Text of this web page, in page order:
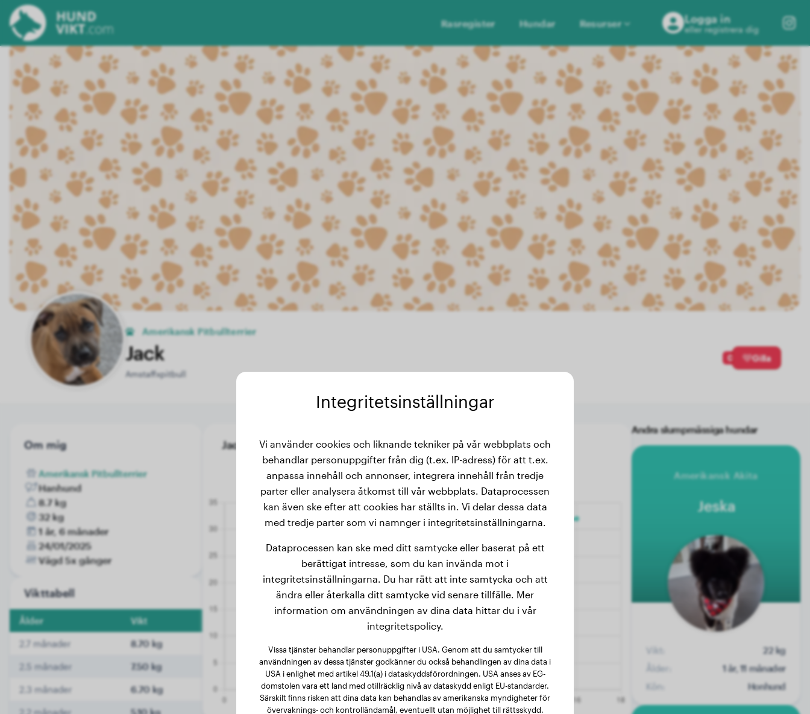
Rasregister Hundar Resurser Logga in
eller registrera dig
Amerikansk Pitbullterrier
Jack
Amstaffxpitbull
0 Gilla
Om mig
Amerikansk Pitbullterrier
Hanhund
8.7 kg
32 kg
1 år, 6 månader
24/01/2025
Vägd 5x gånger
Vikttabell
Ålder Vikt
2.7 månader 8.70 kg
2.5 månader 7.50 kg
2.3 månader 6.70 kg
Jack's vikthistorik
Andra slumpmässiga hundar
Amerikansk Akita
Jeska
Vikt:
22 kg
Ålder:
1 år, 11 månader
Kön:
Honhund
Integritetsinställningar
Vi använder cookies och liknande tekniker på vår webbplats och
behandlar personuppgifter från dig (t.ex. IP-adress) för att t.ex.
anpassa innehåll och annonser, integrera innehåll från tredje
parter eller analysera åtkomst till vår webbplats. Dataprocessen
kan även ske efter att cookies har ställts in. Vi delar dessa data
med tredje parter som vi namnger i integritetsinställningarna.
Dataprocessen kan ske med ditt samtycke eller baserat på ett
berättigat intresse, som du kan invända mot i
integritetsinställningarna. Du har rätt att inte samtycka och att
ändra eller återkalla ditt samtycke vid senare tillfälle. Mer
information om användningen av dina data hittar du i vår
integritetspolicy.
Vissa tjänster behandlar personuppgifter i USA. Genom att du samtycker till
användningen av dessa tjänster godkänner du också behandlingen av dina data i
USA i enlighet med artikel 49.1(a) i dataskyddsförordningen. USA anses av EG-
domstolen vara ett land med otillräcklig nivå av dataskydd enligt EU-standarder.
Särskilt finns risken att dina data kan behandlas av amerikanska myndigheter för
övervaknings- och kontrolländamål, eventuellt utan möjlighet till rättsskydd.